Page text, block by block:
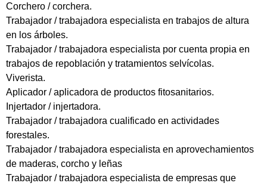
Corchero / corchera.
Trabajador / trabajadora especialista en trabajos de altura
en los árboles.
Trabajador / trabajadora especialista por cuenta propia en
trabajos de repoblación y tratamientos selvícolas.
Viverista.
Aplicador / aplicadora de productos fitosanitarios.
Injertador / injertadora.
Trabajador / trabajadora cualificado en actividades
forestales.
Trabajador / trabajadora especialista en aprovechamientos
de maderas, corcho y leñas
Trabajador / trabajadora especialista de empresas que